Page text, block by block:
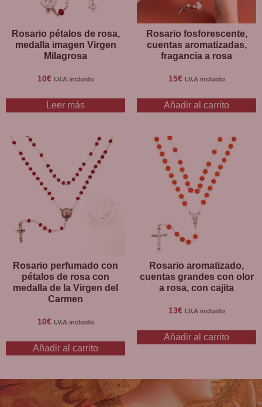
Rosario pétalos de rosa,
medalla imagen Virgen
Milagrosa
10€ I.V.A incluido
Leer más
Rosario fosforescente,
cuentas aromatizadas,
fragancia a rosa
15€ I.V.A incluido
Añadir al carrito
Rosario perfumado con
pétalos de rosa con
medalla de la Virgen del
Carmen
10€ I.V.A incluido
Añadir al carrito
Rosario aromatizado,
cuentas grandes con olor
a rosa, con cajita
13€ I.V.A incluido
Añadir al carrito